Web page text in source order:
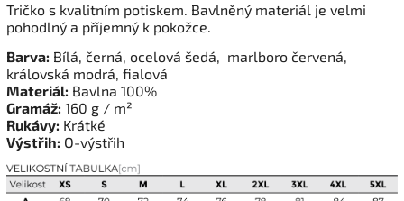
Tričko s kvalitním potiskem. Bavlněný materiál je velmi
pohodlný a příjemný k pokožce.
Barva: Bílá, černá, ocelová šedá, marlboro červená,
královská modrá, fialová
Materiál: Bavlna 100%
Gramáž: 160 g / m²
Rukávy: Krátké
Výstřih: O-výstřih